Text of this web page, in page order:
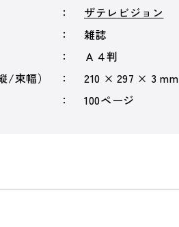
ザテレビジョン
雑誌
Ａ４判
/束幅）
210 × 297 × 3 mm
100ページ